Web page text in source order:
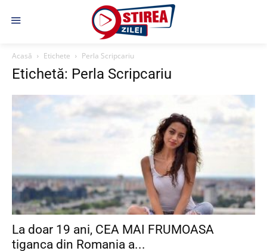
Acasă Etichete Perla Scripcariu
Etichetă: Perla Scripcariu
La doar 19 ani, CEA MAI FRUMOASA
tiganca din Romania a...